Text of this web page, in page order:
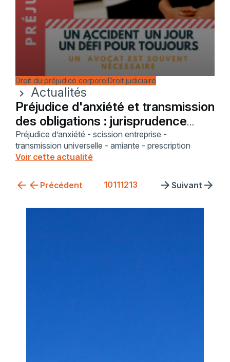
Droit du préjudice corporelDroit judiciaire
chevron_right
Actualités
Préjudice d'anxiété et transmission
des obligations : jurisprudence
renforcée
Préjudice d’anxiété - scission entreprise -
transmission universelle - amiante - prescription
Voir cette actualité
Précédent 10111213 Suivant